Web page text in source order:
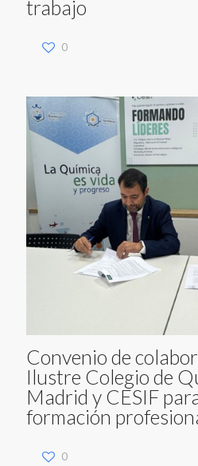
trabajo
0
Convenio de
Ilustre Colegio de
Madrid y CESIF
formación
0